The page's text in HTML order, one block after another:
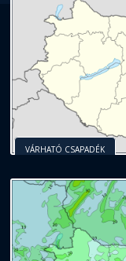
VÁRHATÓ CSAPADÉK